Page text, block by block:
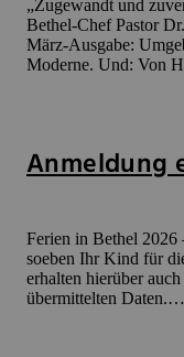
„Zugewandt und
Bethel-Chef Pastor
März-Ausgabe:
Moderne. Und: Von
Anmeldung
Ferien in Bethel 2026
soeben Ihr Kind für
erhalten hierüber
übermittelten Daten.…